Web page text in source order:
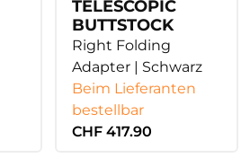
TELESCOPIC
BUTTSTOCK
Right Folding
Adapter | Schwarz
Beim Lieferanten
bestellbar
CHF 417.90